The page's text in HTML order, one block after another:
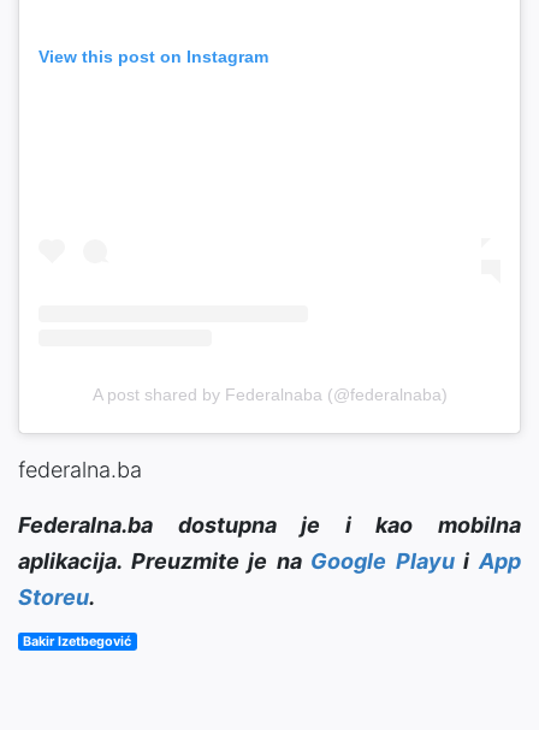
View this post on Instagram
A post shared by Federalnaba (@federalnaba)
federalna.ba
Federalna.ba dostupna je i kao mobilna
aplikacija. Preuzmite je na Google PlayuiApp
Storeu.
Bakir Izetbegović